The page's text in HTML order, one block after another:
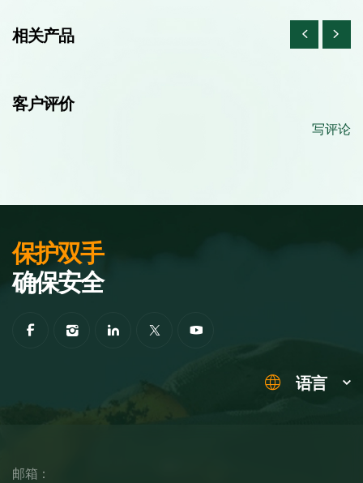
相关产品
客户评价
写评论
保护双手
确保安全
语言
邮箱：